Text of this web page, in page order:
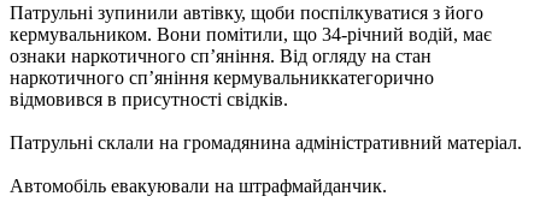
Патрульні зупинили автівку, щоби поспілкуватися з його
кермувальником. Вони помітили, що 34-річний водій, має
ознаки наркотичного сп’яніння. Від огляду на стан
наркотичного сп’яніння кермувальниккатегорично
відмовився в присутності свідків.
Патрульні склали на громадянина адміністративний матеріал.
Автомобіль евакуювали на штрафмайданчик.